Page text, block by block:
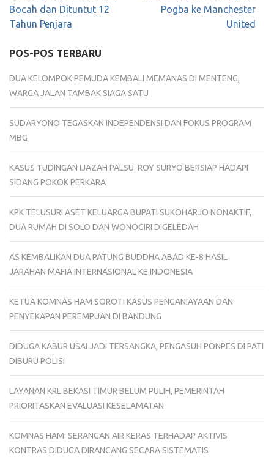
pos
Bocah dan Dituntut 12
Tahun Penjara
Pogba ke Manchester
United
POS-POS TERBARU
DUA KELOMPOK PEMUDA KEMBALI MEMANAS DI MENTENG,
WARGA JALAN TAMBAK SIAGA SATU
SUDARYONO TEGASKAN INDEPENDENSI DAN FOKUS PROGRAM
MBG
KASUS TUDINGAN IJAZAH PALSU: ROY SURYO BERSIAP HADAPI
SIDANG POKOK PERKARA
KPK TELUSURI ASET KELUARGA BUPATI SUKOHARJO NONAKTIF,
DUA RUMAH DI SOLO DAN WONOGIRI DIGELEDAH
AS KEMBALIKAN DUA PATUNG BUDDHA ABAD KE-8 HASIL
JARAHAN MAFIA INTERNASIONAL KE INDONESIA
KETUA KOMNAS HAM SOROTI KASUS PENGANIAYAAN DAN
PENYEKAPAN PEREMPUAN DI BANDUNG
DIDUGA KABUR USAI JADI TERSANGKA, PENGASUH PONPES DI PATI
DIBURU POLISI
LAYANAN KRL BEKASI TIMUR BELUM PULIH, PEMERINTAH
PRIORITASKAN EVALUASI KESELAMATAN
KOMNAS HAM: SERANGAN AIR KERAS TERHADAP AKTIVIS
KONTRAS DIDUGA DIRANCANG SECARA SISTEMATIS